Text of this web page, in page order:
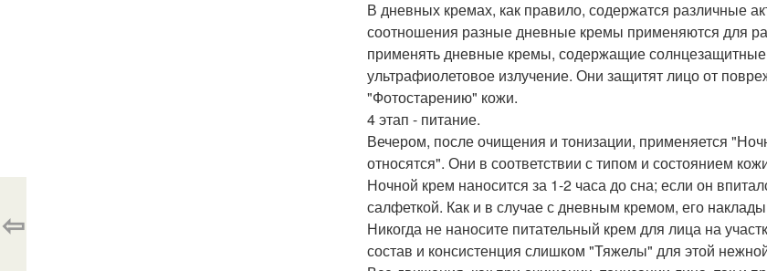
В дневных кремах, как правило, содержатся различные
соотношения разные дневные кремы применяются для
применять дневные кремы, содержащие
ультрафиолетовое излучение. Они защитят лицо от
"Фотостарению" кожи.
4 этап - питание.
Вечером, после очищения и тонизации, применяется
относятся". Они в соответствии с типом и состоянием
Ночной крем наносится за 1-2 часа до сна; если он
салфеткой. Как и в случае с дневным кремом, его
Никогда не наносите питательный крем для лица на
состав и консистенция слишком "Тяжелы" для этой
⇦